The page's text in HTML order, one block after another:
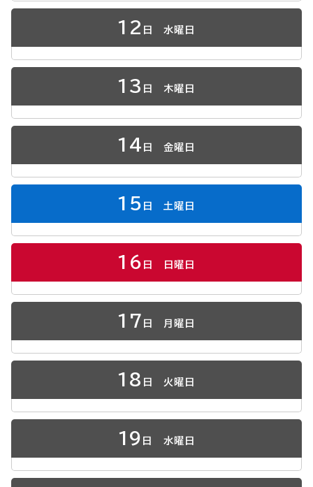
12 日 水曜日
13 日 木曜日
14 日 金曜日
15 日 土曜日
16 日 日曜日
17 日 月曜日
18 日 火曜日
19 日 水曜日